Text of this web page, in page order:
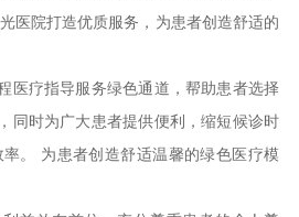
医院打造优质服务，为患者创造舒适的
疗指导服务绿色通道，帮助患者选择
同时为广大患者提供便利，缩短候诊时
。 为患者创造舒适温馨的绿色医疗模